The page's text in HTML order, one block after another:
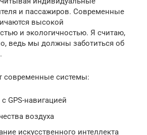
и пассажиров. Современные
высокой
и экологичностью. Я считаю,
ведь мы должны заботиться об
современные системы:
GPS-навигацией
воздуха
искусственного интеллекта